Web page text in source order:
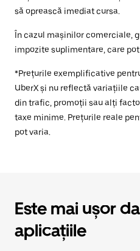
să oprească imediat cursa.
În cazul mașinilor comerciale,
impozite suplimentare, care
*Prețurile exemplificative
UberX și nu reflectă variațiile
din trafic, promoții sau alți
taxe minime. Prețurile reale
pot varia.
Este mai ușor
aplicațiile